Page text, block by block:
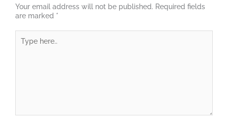
Your email address will not be published. Required fields
are marked *
here..